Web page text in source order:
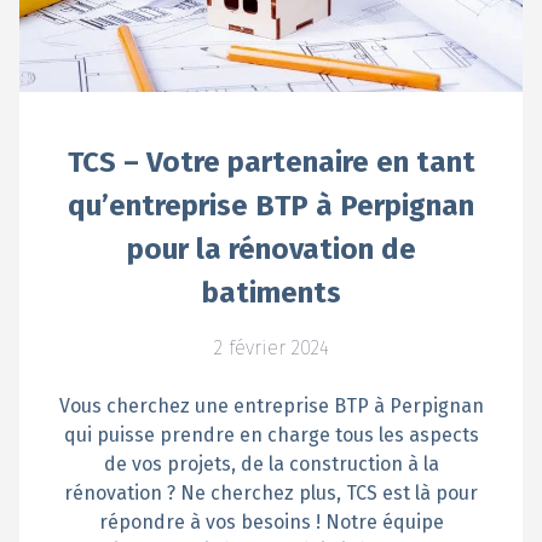
TCS – Votre partenaire en tant
qu’entreprise BTP à Perpignan
pour la rénovation de
batiments
2 février 2024
Vous cherchez une entreprise BTP à Perpignan
qui puisse prendre en charge tous les aspects
de vos projets, de la construction à la
rénovation ? Ne cherchez plus, TCS est là pour
répondre à vos besoins ! Notre équipe